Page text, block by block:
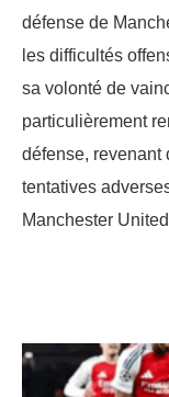
défense de
les difficultés
sa volonté de
particulièrement
défense, revenant
tentatives
Manchester